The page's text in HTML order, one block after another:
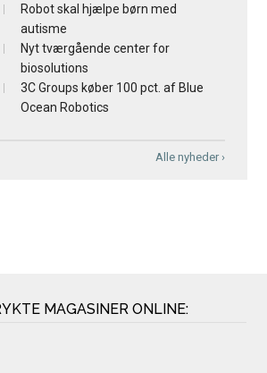
Robot skal hjælpe børn med
autisme
Nyt tværgående center for
biosolutions
3C Groups køber 100 pct. af Blue
Ocean Robotics
Alle nyheder ›
MAGASINER ONLINE: